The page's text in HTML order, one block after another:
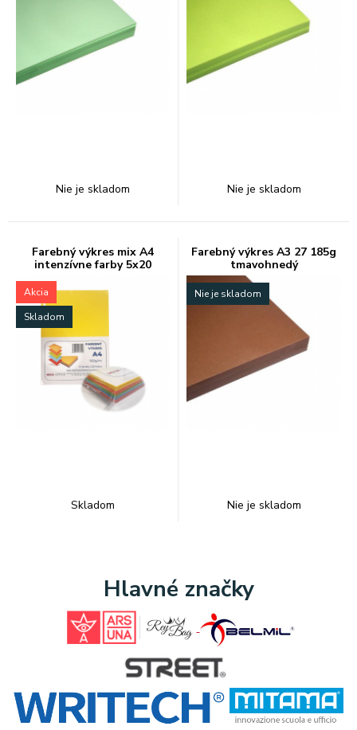
Nie je skladom Nie je skladom
Farebný výkres mix A4
intenzívne farby 5x20
Akcia
Skladom
Skladom
Farebný výkres A3 27 185g
tmavohnedý
Nie je skladom
Nie je skladom
Hlavné značky